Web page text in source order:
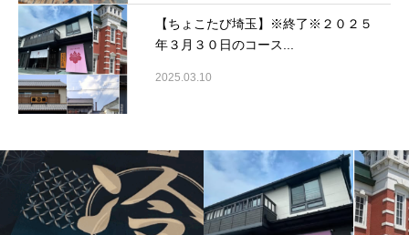
【ちょこたび埼玉】※終了※２０２５
年３月３０日のコース...
2025.03.10